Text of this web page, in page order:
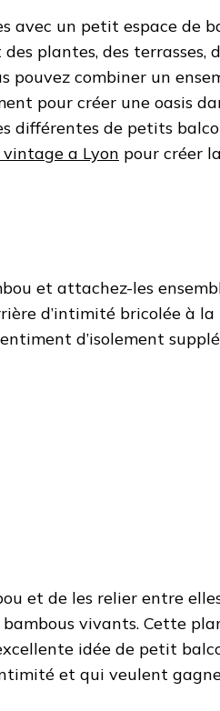
avec un petit espace de
plantes, des terrasses,
pouvez combiner un
pour créer une oasis
différentes de petits
a Lyon pour créer
et attachez-les
d’intimité bricolée à la
d’isolement
et de les relier entre
vivants. Cette
idée de petit
et qui veulent